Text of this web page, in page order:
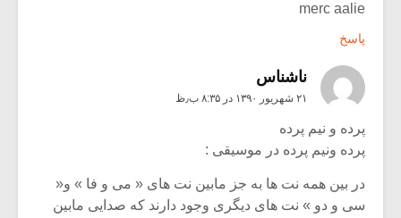
merc aalie
پاسخ
ناشناس
۲۱ شهریور ۱۳۹۰ در ۸:۳۵ ب٫ظ
پرده و نیم پرده
پرده ونیم پرده در موسیقی :
در بین همه نت ها به جز مابین نت های « می و فا » و«
سی و دو » نت های دیگری وجود دارند که صدایی مابین